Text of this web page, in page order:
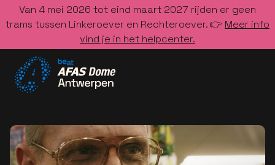
Van 4 mei 2026 tot eind maart 2027 rijden er geen
trams tussen Linkeroever en Rechteroever. 👉 Meer info
vind je in het helpcenter.